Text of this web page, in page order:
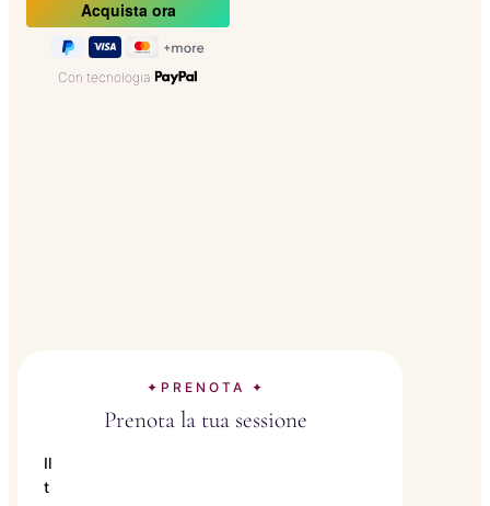
Con tecnologia
✦PRENOTA ✦
Prenota la tua sessione
Il
t